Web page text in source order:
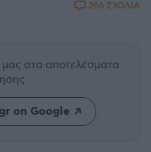
206 ΣΧΟΛΙΑ
μας στα αποτελέσματα
on Google